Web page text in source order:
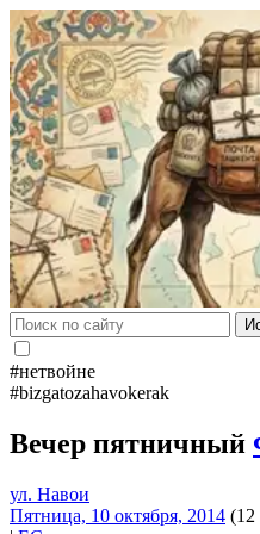
#нетвойне
#bizgatozahavokerak
Вечер пятничный
ул. Навои
Пятница, 10 октября, 2014 (12